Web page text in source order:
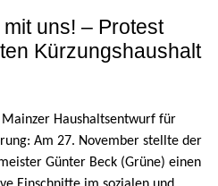
uns! – Protest
Kürzungshaushalt
Haushaltsentwurf für
Am 27. November stellte der
Günter Beck (Grüne) einen